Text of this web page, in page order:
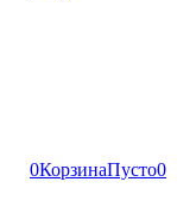
0КорзинаПусто0